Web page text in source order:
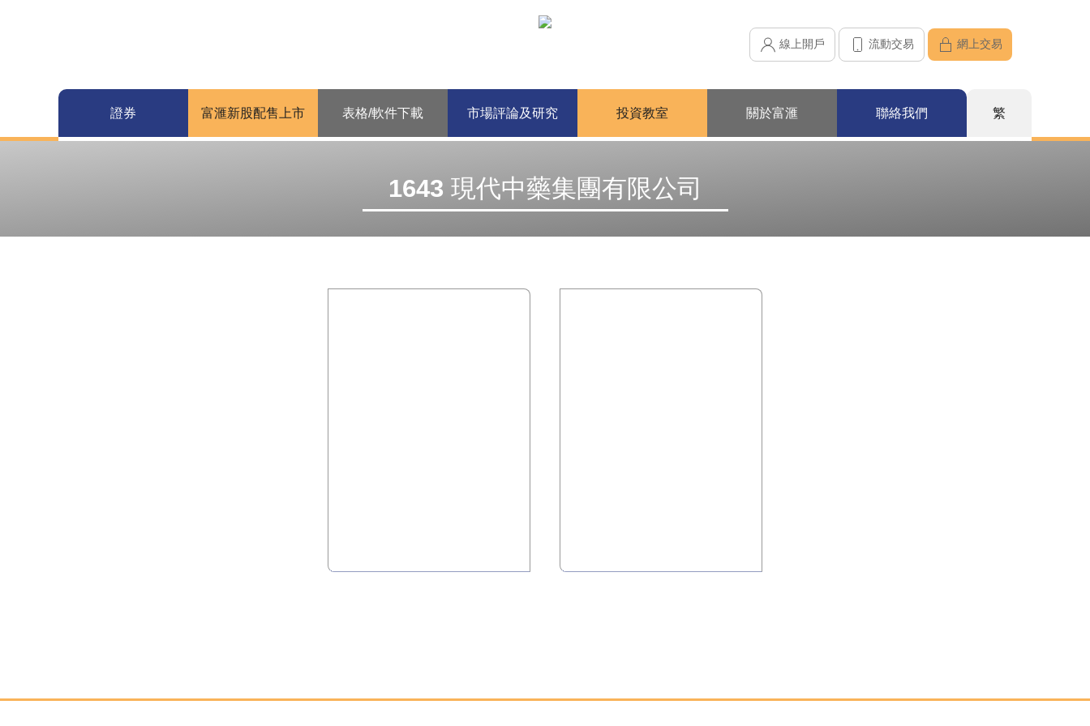
線上開戶 流動交易 網上交易
證券 富滙新股配售上市 表格/軟件下載 市場評論及研究 投資教室 關於富滙 聯絡我們 繁
1643 現代中藥集團有限公司